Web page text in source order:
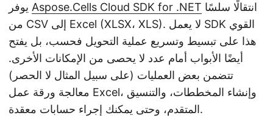
Aspose.Cells Cloud SDK for .NET
من CSV إلى Excel (XLSX، XLS). لا يعمل SDK القوي
هذا على تبسيط وتسريع عملية التحويل فحسب، بل يفتح
أيضًا الأبواب أمام عدد لا يحصى من الإمكانات الأخرى.
تتضمن بعض العمليات (على سبيل المثال لا الحصر)
معالجة ورقة عمل Excel، وإنشاء المخططات، والتنسيق
المتقدم، وحتى يمكنك إجراء حسابات معقدة.